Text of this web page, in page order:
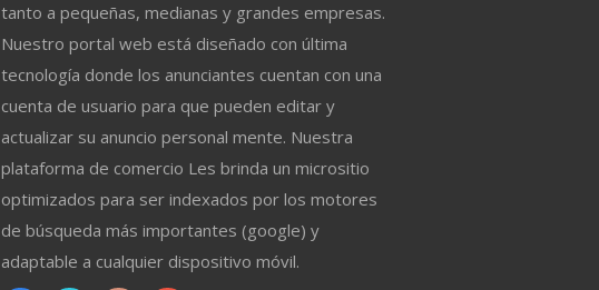
tanto a pequeñas, medianas y grandes empresas.
Nuestro portal web está diseñado con última
tecnología donde los anunciantes cuentan con una
cuenta de usuario para que pueden editar y
actualizar su anuncio personal mente. Nuestra
plataforma de comercio Les brinda un micrositio
optimizados para ser indexados por los motores
de búsqueda más importantes (google) y
adaptable a cualquier dispositivo móvil.